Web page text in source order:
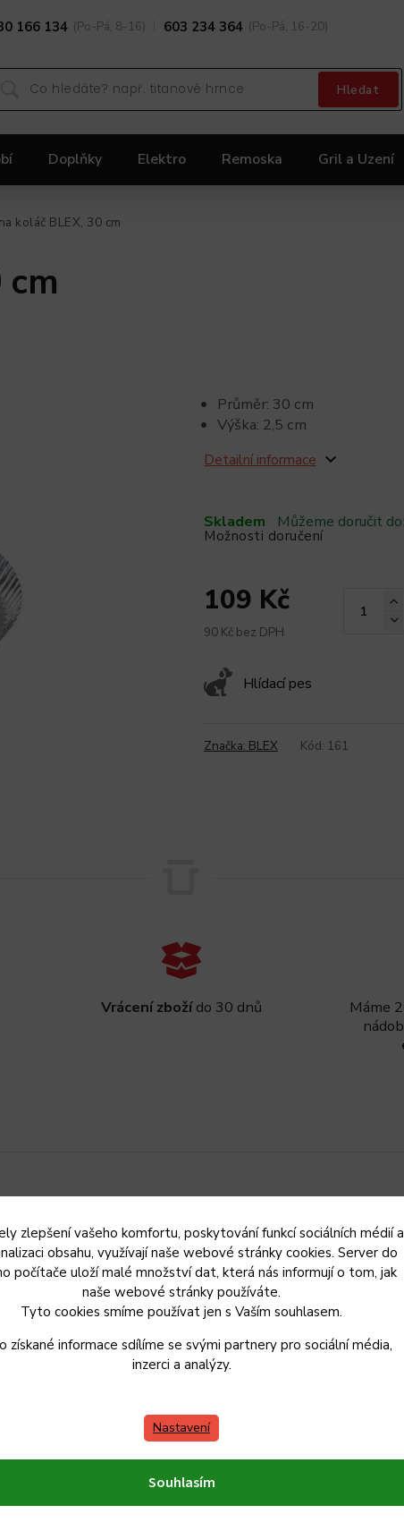
zlepšení vašeho komfortu, poskytování funkcí sociálních médií a
obsahu, využívají naše webové stránky cookies. Server do
počítače uloží malé množství dat, která nás informují o tom, jak
naše webové stránky používáte.
Tyto cookies smíme používat jen s Vaším souhlasem.
získané informace sdílíme se svými partnery pro sociální média,
inzerci a analýzy.
Nastavení
Souhlasím
166 134 (Po-Pá, 8-16) 603 234 364 (Po-Pá, 16-20)
Hledat
Doplňky Elektro Remoska Gril a Uzení
koláč BLEX, 30 cm
Skladem Můžeme doručit do:
Možnosti doručení
109 Kč
90 Kč bez DPH
Hlídací pes
Průměr: 30 cm
Výška: 2,5 cm
Detailní informace
Značka: BLEX Kód: 161
Vrácení zbožído 30 dnů
Máme
pečený či nepečený koláč, budete k jeho
papírem či důkladně vysypat. Je vyrobena z
2,5 cm.
při pečení nepoužívejte kovové kuchyňské pomůcky
potravinářskou fólii. Na mytí doporučujeme
důkladně vysušte. Není vhodné do myčky.